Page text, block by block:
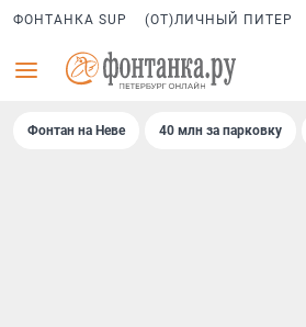
ФОНТАНКА SUP (ОТ)ЛИЧНЫЙ ПИТЕР
Фонтан на Неве 40 млн за парковку